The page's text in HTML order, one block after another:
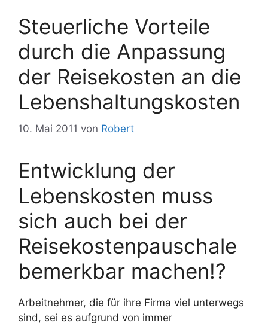
Steuerliche Vorteile
durch die Anpassung
der Reisekosten an die
Lebenshaltungskosten
10. Mai 2011 von Robert
Entwicklung der
Lebenskosten muss
sich auch bei der
Reisekostenpauschale
bemerkbar machen!?
Arbeitnehmer, die für ihre Firma viel unterwegs
sind, sei es aufgrund von immer